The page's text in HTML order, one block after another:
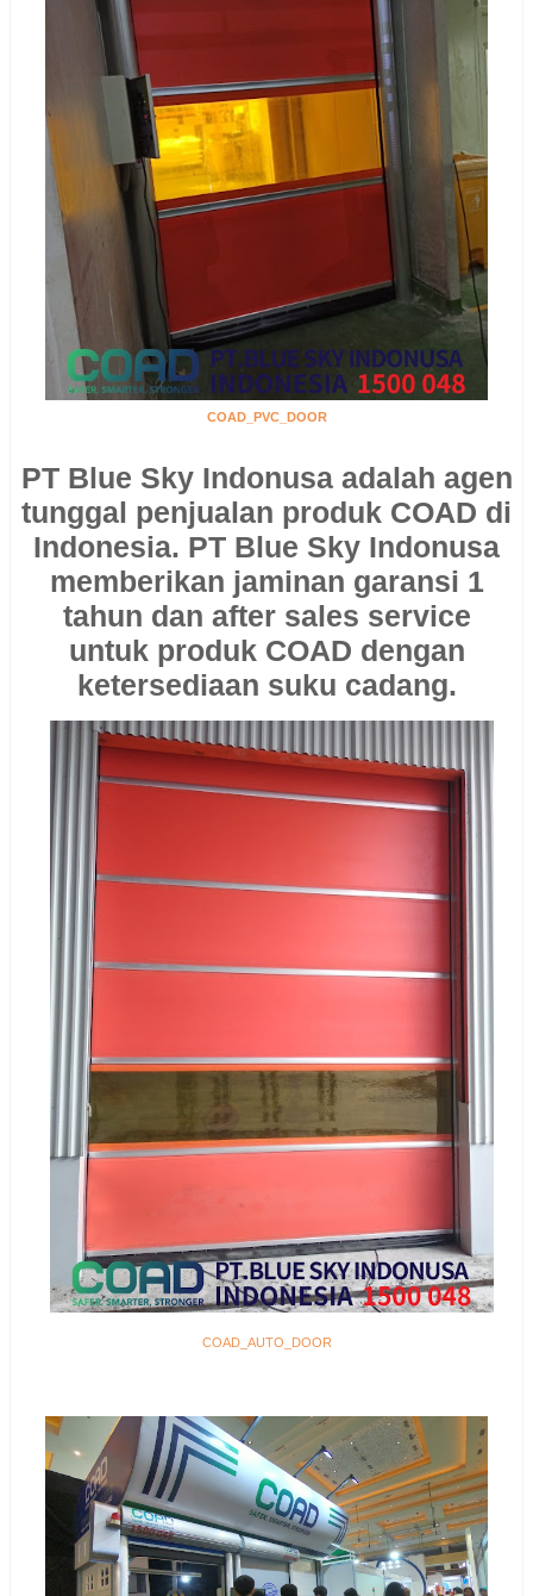
COAD_PVC_DOOR
PT Blue Sky Indonusa adalah agen
tunggal penjualan produk COAD di
Indonesia. PT Blue Sky Indonusa
memberikan jaminan garansi 1
tahun dan after sales service
untuk produk COAD dengan
ketersediaan suku cadang.
COAD_AUTO_DOOR